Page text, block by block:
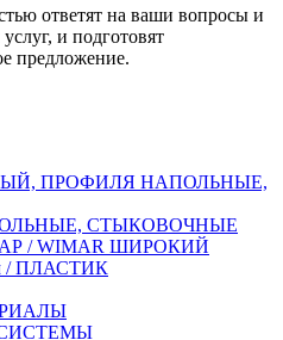
ответят на ваши вопросы и
и подготовят
предложение.
ПРОФИЛЯ НАПОЛЬНЫЕ,
СТЫКОВОЧНЫЕ
/ WIMAR ШИРОКИЙ
/ ПЛАСТИК